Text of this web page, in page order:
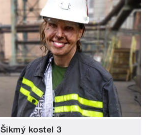
Šikmý kostel 3